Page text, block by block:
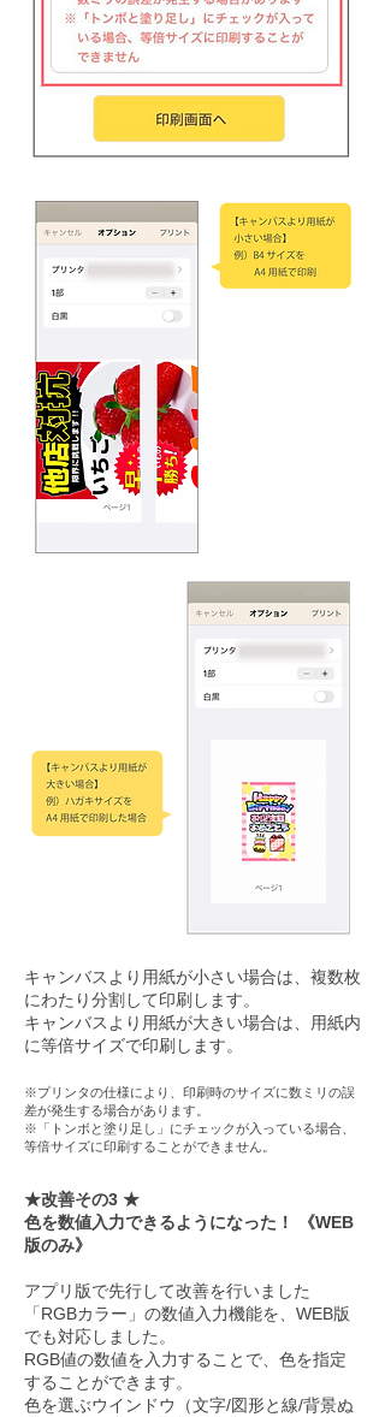
キャンバスより用紙が小さい場合は、複数枚
にわたり分割して印刷します。
キャンバスより用紙が大きい場合は、用紙内
に等倍サイズで印刷します。
※プリンタの仕様により、印刷時のサイズに数ミリの誤
差が発生する場合があります。
※「トンボと塗り足し」にチェックが入っている場合、
等倍サイズに印刷することができません。
★改善その3 ★
色を数値入力できるようになった！ 《WEB
版のみ》
アプリ版で先行して改善を行いました
「RGBカラー」の数値入力機能を、WEB版
でも対応しました。
RGB値の数値を入力することで、色を指定
することができます。
色を選ぶウインドウ（文字/図形と線/背景ぬ